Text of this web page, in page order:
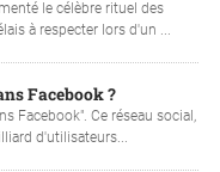
le célèbre rituel des
à respecter lors d'un ...
Facebook ?
Facebook". Ce réseau social,
d'utilisateurs...